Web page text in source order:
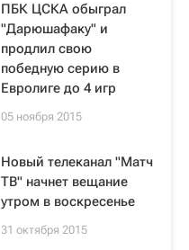
ПБК ЦСКА обыграл
"Дарюшафаку" и
продлил свою
победную серию в
Евролиге до 4 игр
05 ноября 2015
Новый телеканал "Матч
ТВ" начнет вещание
утром в воскресенье
31 октября 2015